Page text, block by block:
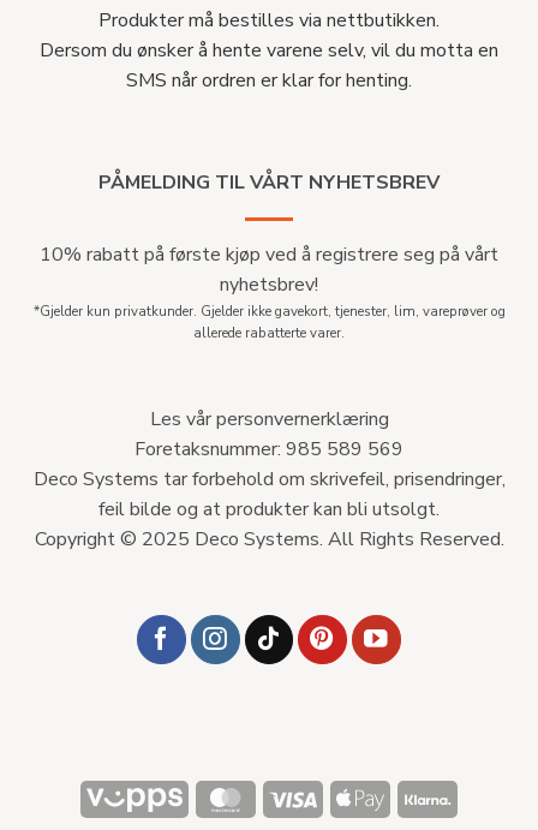
Produkter må bestilles via nettbutikken.
Dersom du ønsker å hente varene selv, vil du motta en
SMS når ordren er klar for henting.
PÅMELDING TIL VÅRT NYHETSBREV
10% rabatt på første kjøp ved å registrere seg på vårt
nyhetsbrev!
*Gjelder kun privatkunder. Gjelder ikke gavekort, tjenester, lim, vareprøver og
allerede rabatterte varer.
Les vår personvernerklæring
Foretaksnummer: 985 589 569
Deco Systems tar forbehold om skrivefeil, prisendringer,
feil bilde og at produkter kan bli utsolgt.
Copyright © 2025 Deco Systems. All Rights Reserved.
Vipps MasterCard
Visa
Apple
Pay
Klarna